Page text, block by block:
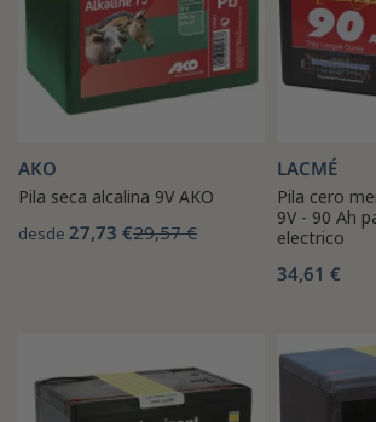
AKO
Pila seca alcalina 9V AKO
desde 27,73 €29,57 €
LACMÉ
Pila cero
9V - 90 Ah
electrico
34,61 €